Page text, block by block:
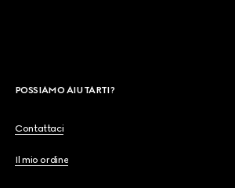
POSSIAMO AIUTARTI?
Contattaci
Il mio ordine